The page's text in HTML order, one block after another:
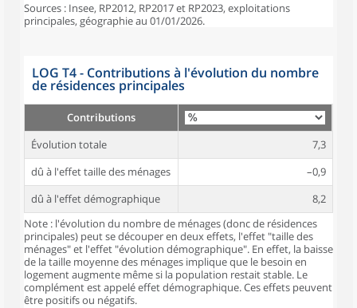
Sources : Insee, RP2012, RP2017 et RP2023, exploitations
principales, géographie au 01/01/2026.
LOG T4 - Contributions à l'évolution du nombre
de résidences principales
Contributions
Évolution totale
7,3
dû à l'effet taille des ménages
–0,9
dû à l'effet démographique
8,2
Note : l'évolution du nombre de ménages (donc de résidences
principales) peut se découper en deux effets, l'effet "taille des
ménages" et l'effet "évolution démographique". En effet, la baisse
de la taille moyenne des ménages implique que le besoin en
logement augmente même si la population restait stable. Le
complément est appelé effet démographique. Ces effets peuvent
être positifs ou négatifs.